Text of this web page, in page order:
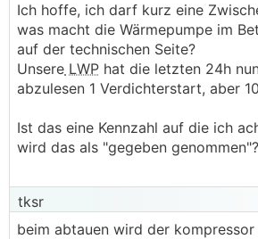
Ich hoffe, ich darf kurz eine
was macht die Wärmepumpe im
auf der technischen Seite?
Unsere LWP hat die letzten 24h
abzulesen 1 Verdichterstart, aber
Ist das eine Kennzahl auf die ich
wird das als "gegeben genommen"?
tksr
beim abtauen wird der